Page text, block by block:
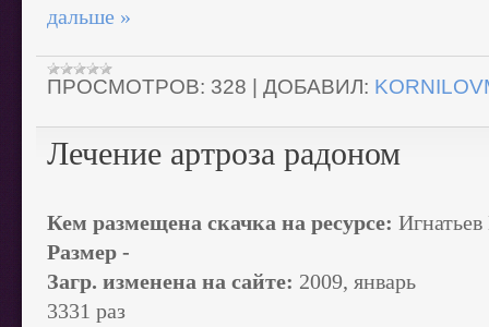
дальше »
ПРОСМОТРОВ: 328 ДОБАВИЛ:
Лечение артроза радоном
Кем размещена скачка на ресурсе:
Размер -
Загр. изменена на сайте: 2009, январь
3331 раз